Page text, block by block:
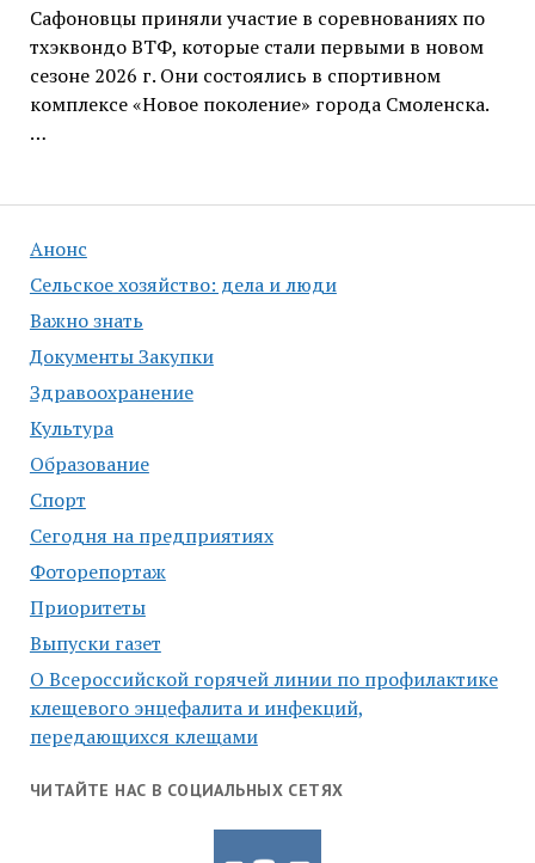
Анонс
Сельское хозяйство: дела и люди
Важно знать
Документы Закупки
Здравоохранение
Культура
Образование
Спорт
Сегодня на предприятиях
Фоторепортаж
Приоритеты
Выпуски газет
О Всероссийской горячей линии по профилактике
клещевого энцефалита и инфекций,
передающихся клещами
ЧИТАЙТЕ НАС В СОЦИАЛЬНЫХ СЕТЯХ
Сафоновцы приняли участие в соревнованиях по
тхэквондо ВТФ, которые стали первыми в новом
сезоне 2026 г. Они состоялись в спортивном
комплексе «Новое поколение» города Смоленска.
…